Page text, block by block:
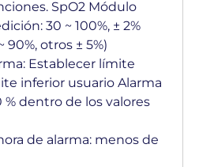
SpO2 Módulo
30 ~ 100%, ± 2%
90%, otros ± 5%)
Establecer límite
inferior usuario Alarma
% dentro de los valores
de alarma: menos de